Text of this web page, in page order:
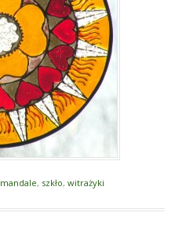
mandale, szkło, witrażyki